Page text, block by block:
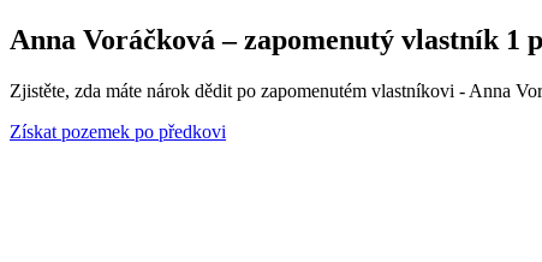
Anna Voráčková – zapomenutý vlastník 1
Zjistěte, zda máte nárok dědit po zapomenutém vlastníkovi - Anna
Získat pozemek po předkovi